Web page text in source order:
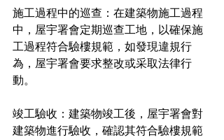
施工過程中的巡查：在建築物施工過程
中，屋宇署會定期巡查工地，以確保施
工過程符合驗樓規範，如發現違規行
為，屋宇署會要求整改或采取法律行
動。
竣工驗收：建築物竣工後，屋宇署會對
建築物進行驗收，確認其符合驗樓規範